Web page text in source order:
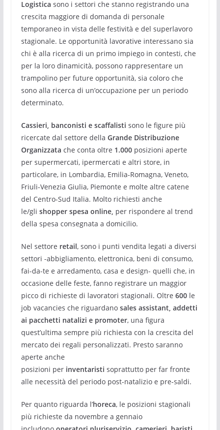
Logistica sono i settori che stanno registrando una
crescita maggiore di domanda di personale
temporaneo in vista delle festività e del superlavoro
stagionale. Le opportunità lavorative interessano sia
chi è alla ricerca di un primo impiego in contesti, che
per la loro dinamicità, possono rappresentare un
trampolino per future opportunità, sia coloro che
sono alla ricerca di un’occupazione per un periodo
determinato.
Cassieri, banconisti e scaffalisti sono le figure più
ricercate dal settore della Grande Distribuzione
Organizzata che conta oltre 1.000posizioni aperte
per supermercati, ipermercati e altri store, in
particolare, in Lombardia, Emilia-Romagna, Veneto,
Friuli-Venezia Giulia, Piemonte e molte altre catene
del Centro-Sud Italia. Molto richiesti anche
le/gli shopper spesa online, per rispondere al trend
della spesa consegnata a domicilio.
Nel settore retail, sono i punti vendita legati a diversi
settori -abbigliamento, elettronica, beni di consumo,
fai-da-te e arredamento, casa e design- quelli che, in
occasione delle feste, fanno registrare un maggior
picco di richieste di lavoratori stagionali. Oltre 600le
job vacancies che riguardano sales assistant, addetti
ai pacchetti natalizi e promoter, una figura
quest’ultima sempre più richiesta con la crescita del
mercato dei regali personalizzati. Presto saranno
aperte anche
posizioni perinventaristi soprattutto per far fronte
alle necessità del periodo post-natalizio e pre-saldi.
Per quanto riguarda l’horeca, le posizioni stagionali
più richieste da novembre a gennaio